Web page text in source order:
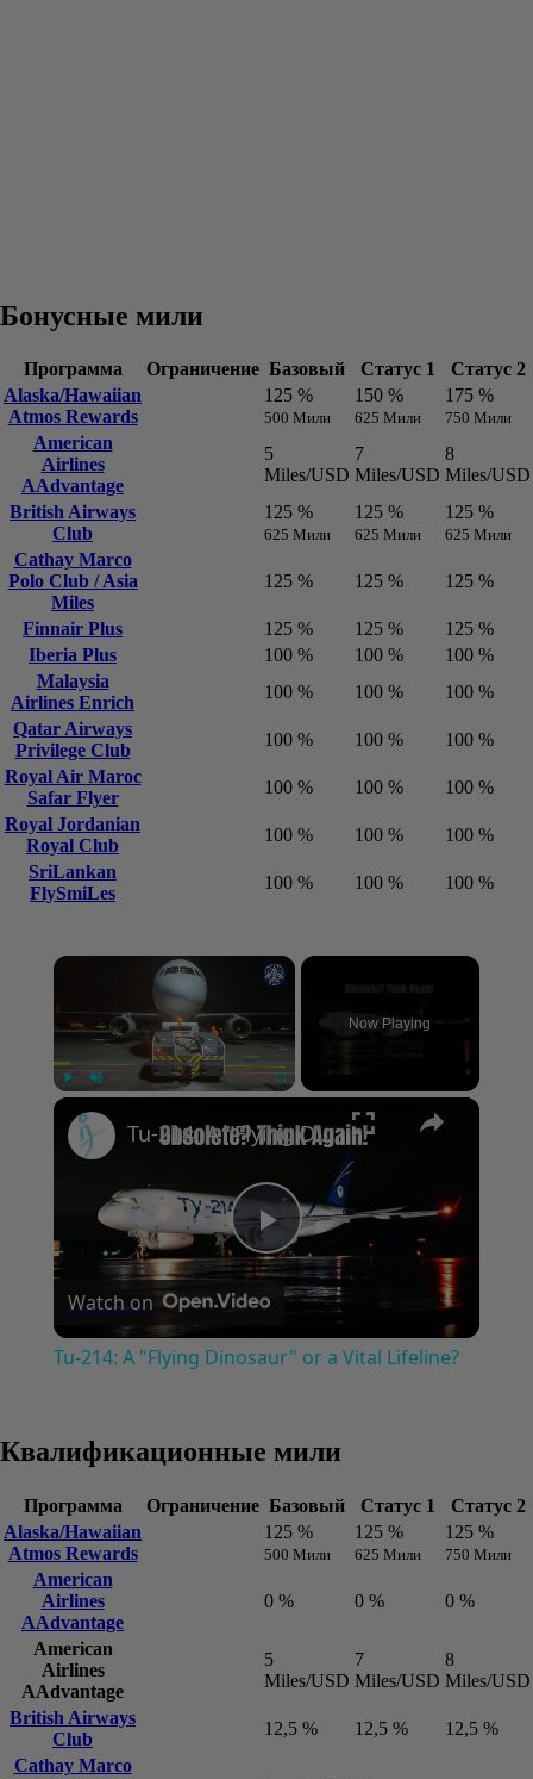
Бонусные мили
Программа Ограничение Базовый Статус 1
Статус
Alaska/Hawaiian
Atmos Rewards
125 %
500 Мили
150 %
625 Мили
175 %
750 Мили
American
Airlines
AAdvantage
Miles/USD Miles/USD Miles/
British Airways
Club
125 %
625 Мили
125 %
625 Мили
125 %
625 Мили
Cathay Marco
Polo Club / Asia
Miles
125 % 125 % 125 %
Finnair Plus 125 % 125 %
125 %
Iberia Plus
100 % 100 %
100 %
Malaysia
Airlines Enrich
100 % 100 %
100 %
Qatar Airways
Privilege Club
100 % 100 %
100 %
Royal Air Maroc
Safar Flyer
100 % 100 %
100 %
Royal Jordanian
Royal Club
100 % 100 %
100 %
SriLankan
FlySmiLes
100 % 100 % 100 %
Now Playing
Play
Video
Tu-214: A "Flying Dinosaur" or a Vital Lifeline?
Watch on
Tu-214: A "Flying Dinosaur" or a Vital Lifeline?
Квалификационные мили
Программа Ограничение Базовый Статус 1
Статус
Alaska/Hawaiian
Atmos Rewards
125 %
500 Мили
125 %
625 Мили
125 %
750 Мили
American
Airlines
AAdvantage
0 % 0 % 0 %
American
Airlines
AAdvantage
Miles/USD Miles/USD Miles/
British Airways
Club
12,5 % 12,5 %
12,5 %
Cathay Marco